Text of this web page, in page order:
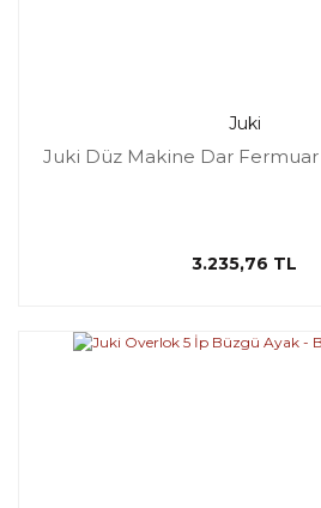
Juki
Juki Düz Makine Dar Fermuar
3.235,76 TL